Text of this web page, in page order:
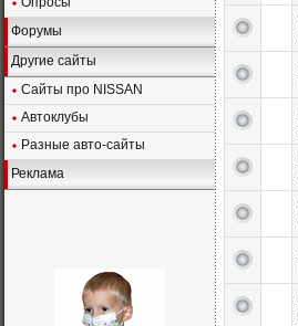
Форумы
Другие сайты
Сайты про NISSAN
Автоклубы
Разные авто-сайты
Реклама